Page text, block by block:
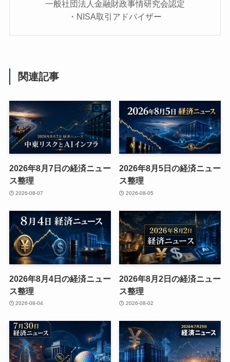
一般社団法人金融財政事情研究会認定
・NISA取引アドバイザー
関連記事
2026年8月7日の経済ニュー
ス整理
2026-08-07
2026年8月5日の経済ニュー
ス整理
2026-08-05
2026年8月4日の経済ニュー
ス整理
2026-08-04
2026年8月2日の経済ニュー
ス整理
2026-08-02